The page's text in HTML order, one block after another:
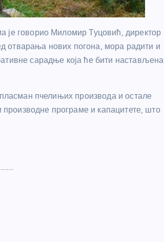
говорио Миломир Туцовић, директор
отварања нових погона, мора радити и
сарадње која ће бити настављена
пчелињих производа и остале
програме и капацитете, што